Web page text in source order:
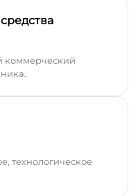
коммерческий
технологическое